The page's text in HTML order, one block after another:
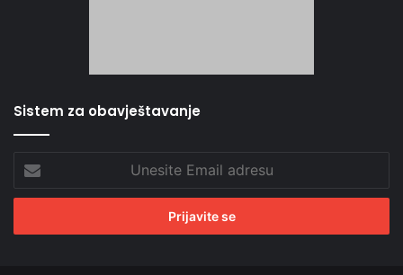
Sistem za obavještavanje
Unesite
Email
adresu